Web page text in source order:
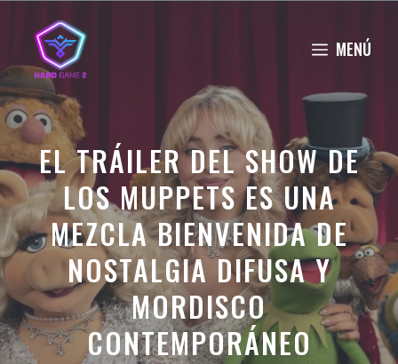
contenido
MENÚ
EL TRÁILER DEL SHOW DE
LOS MUPPETS ES UNA
MEZCLA BIENVENIDA DE
NOSTALGIA DIFUSA Y
MORDISCO
CONTEMPORÁNEO